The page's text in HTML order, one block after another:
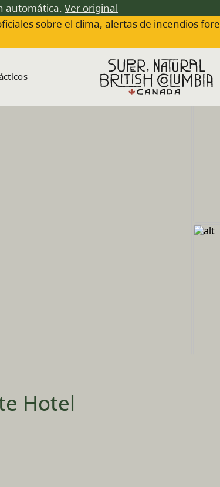
automática. Ver original
sobre el clima, alertas de incendios
Hotel